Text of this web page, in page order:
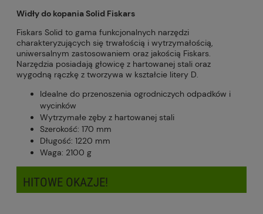
Widły do kopania Solid Fiskars
Fiskars Solid to gama funkcjonalnych narzędzi
charakteryzujących się trwałością i wytrzymałością,
uniwersalnym zastosowaniem oraz jakością Fiskars.
Narzędzia posiadają głowicę z hartowanej stali oraz
wygodną rączkę z tworzywa w kształcie litery D.
Idealne do przenoszenia ogrodniczych odpadków i
wycinków
Wytrzymałe zęby z hartowanej stali
Szerokość: 170 mm
Długość: 1220 mm
Waga: 2100 g
HITOWE OKAZJE!